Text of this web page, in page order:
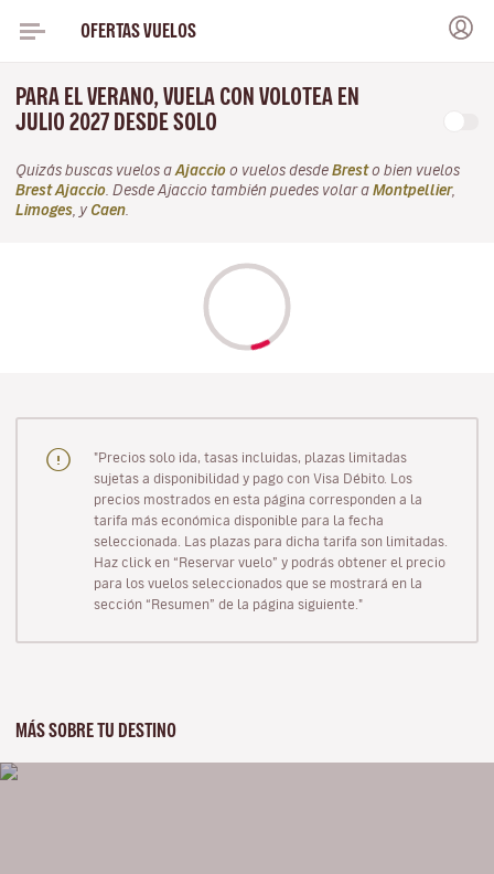
OFERTAS VUELOS
PARA EL VERANO, VUELA CON VOLOTEA EN
JULIO 2027 DESDE SOLO
Quizás buscas vuelos a Ajaccio o vuelos desde Bresto bien vuelos
Brest Ajaccio . Desde Ajaccio también puedes volar a Montpellier,
Limoges , y Caen
"Precios solo ida, tasas incluidas, plazas limitadas
sujetas a disponibilidad y pago con Visa Débito. Los
precios mostrados en esta página corresponden a la
tarifa más económica disponible para la fecha
seleccionada. Las plazas para dicha tarifa son limitadas.
Haz click en “Reservar vuelo” y podrás obtener el precio
para los vuelos seleccionados que se mostrará en la
sección “Resumen” de la página siguiente."
MÁS SOBRE TU DESTINO